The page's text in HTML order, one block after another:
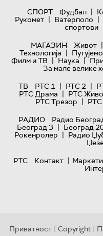
СПОРТ
Фудбал |
Рукомет | Ватерполо |
спортови
МАГАЗИН
Живот |
Технологијa | Путујемо
Филм и ТВ | Наука |
За мале велике
ТВ
РТС 1 | РТС 2 |
РТС Драма | РТС
РТС Трезор | РТС
РАДИО
Радио
Београд 3 | Београд
Рокенролер | Радио
РТС
Контакт |
Приватност | Copyright |